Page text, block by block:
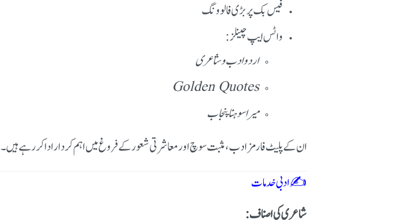
فیس بک پر بڑی فالوونگ
واٹس ایپ چینلز:
اردو ادب و شاعری
Golden Quotes
میرا سوہنا پنجاب
ان کے پلیٹ فارمز ادب، مثبت سوچ اور معاشرتی شعور کے فروغ میں اہم کردار ادا کر رہے ہیں۔
✍️ ادبی خدمات
شاعری کی اصناف: